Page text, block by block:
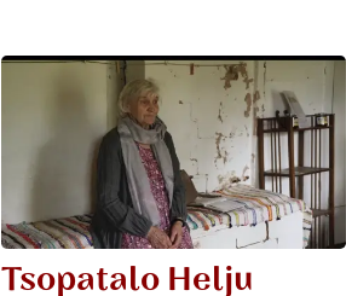
Tsopatalo Helju